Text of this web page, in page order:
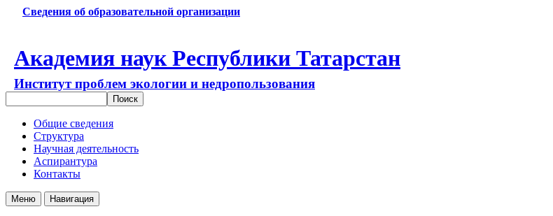
Сведения об образовательной организации
Академия наук Республики Татарстан
Институт проблем экологии и недропользования
Общие сведения
Структура
Научная деятельность
Аспирантура
Контакты
Меню Навигация